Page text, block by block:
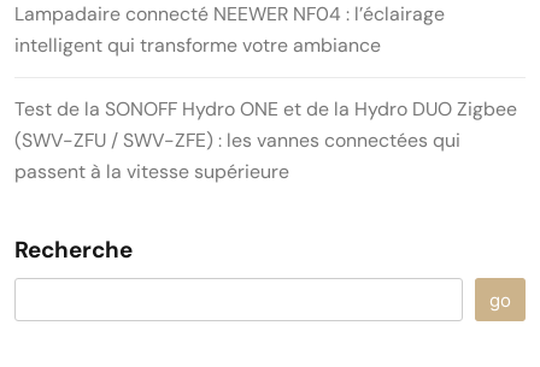
Lampadaire connecté NEEWER NF04 : l’éclairage
intelligent qui transforme votre ambiance
Test de la SONOFF Hydro ONE et de la Hydro DUO Zigbee
(SWV-ZFU / SWV-ZFE) : les vannes connectées qui
passent à la vitesse supérieure
Recherche
go